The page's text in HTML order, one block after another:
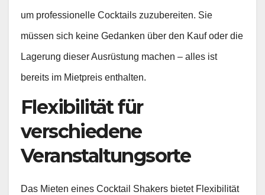
um professionelle Cocktails zuzubereiten. Sie
müssen sich keine Gedanken über den Kauf oder die
Lagerung dieser Ausrüstung machen – alles ist
bereits im Mietpreis enthalten.
Flexibilität für
verschiedene
Veranstaltungsorte
Das Mieten eines Cocktail Shakers bietet Flexibilität